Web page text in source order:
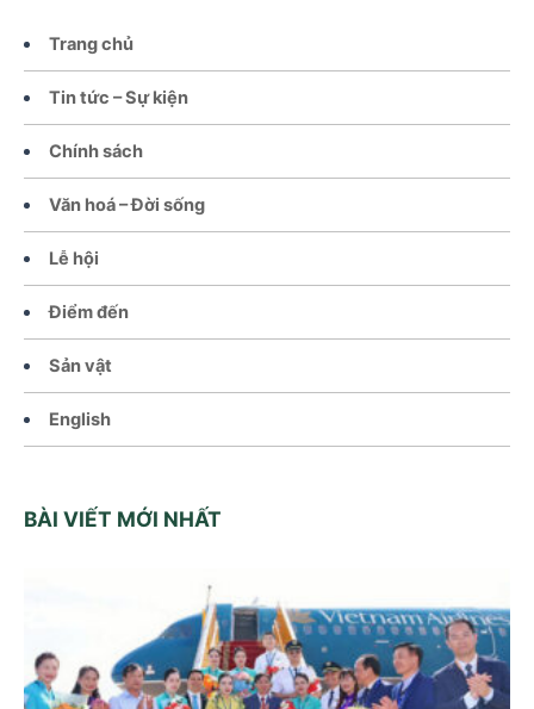
Trang chủ
Tin tức – Sự kiện
Chính sách
Văn hoá – Đời sống
Lễ hội
Điểm đến
Sản vật
English
BÀI VIẾT MỚI NHẤT